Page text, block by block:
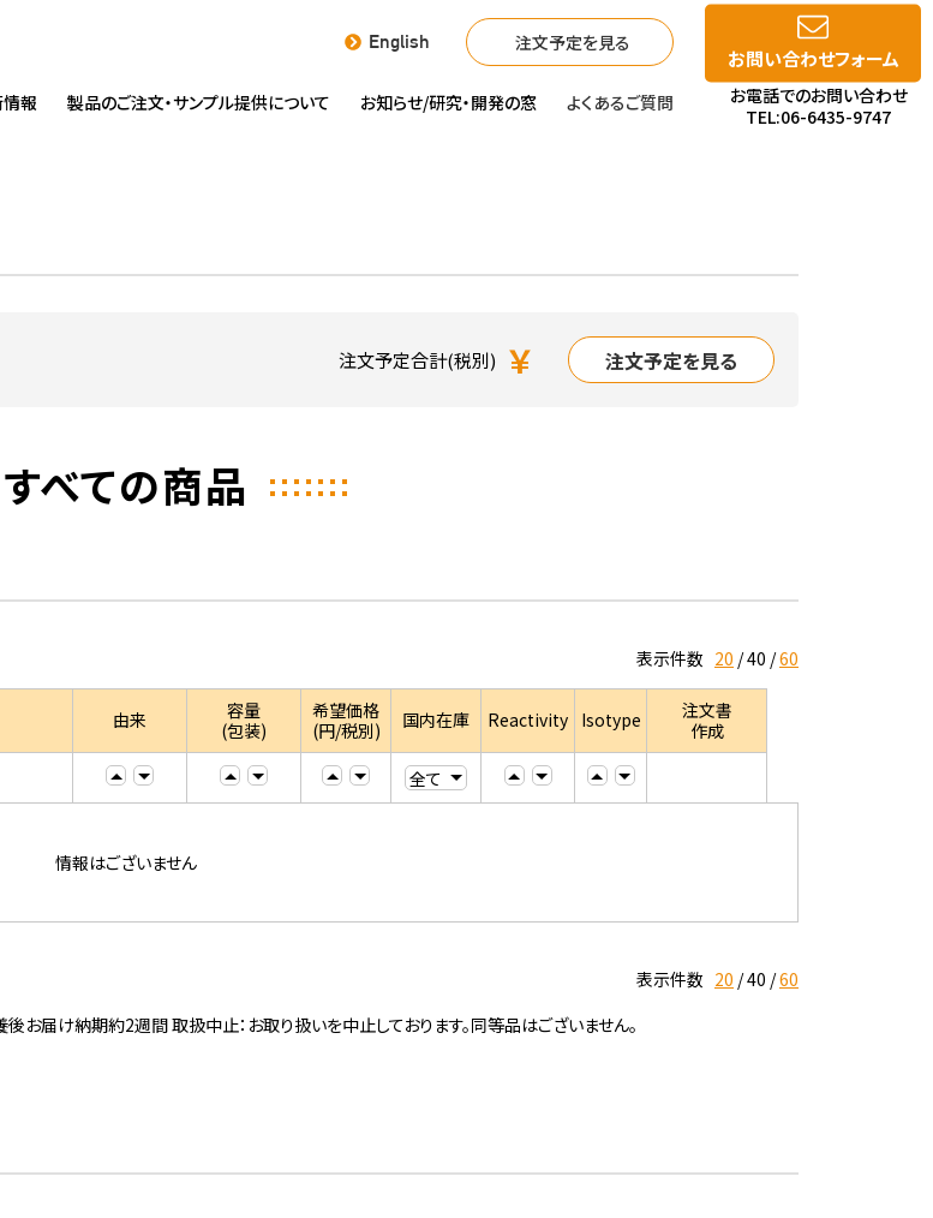
English 注文予定を見る
報 製品のご注文・サンプル提供について お知らせ/研究・開発の窓 よくあるご質問
お問い合わせフォーム
お電話でのお問い合わせ
TEL:06-6435-9747
注文予定合計(税別) ￥ 注文予定を見る
すべての商品
表示件数 20 40 60
由来
容量
(包装)
希望価格
(円/税別)
国内在庫 Reactivity Isotype
注文書
作成
情報はございません
表示件数 20 40 60
届け納期約2週間 取扱中止：お取り扱いを中止しております。同等品はございません。